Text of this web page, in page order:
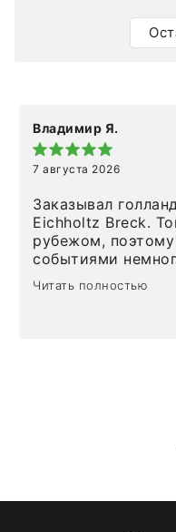
Владимир Я.
7 августа 2026
Заказывал
Eichholtz Breck.
рубежом,
событиями
Но homeadore
определенное в
то качество выше
Читать полностью